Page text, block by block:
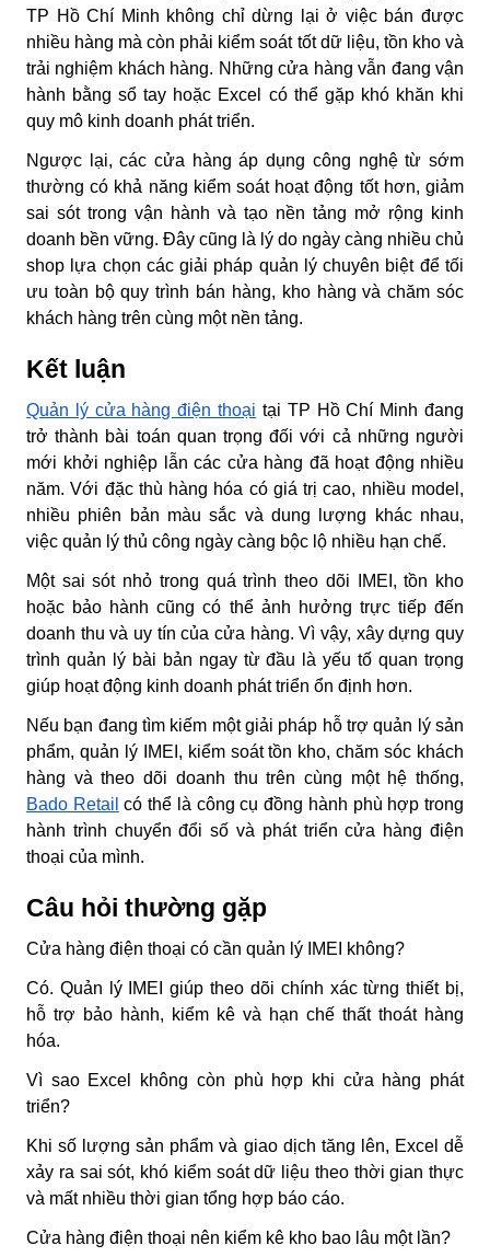
TP Hồ Chí Minh không chỉ dừng lại ở việc bán được
nhiều hàng mà còn phải kiểm soát tốt dữ liệu, tồn kho và
trải nghiệm khách hàng. Những cửa hàng vẫn đang vận
hành bằng sổ tay hoặc Excel có thể gặp khó khăn khi
quy mô kinh doanh phát triển.
Ngược lại, các cửa hàng áp dụng công nghệ từ sớm
thường có khả năng kiểm soát hoạt động tốt hơn, giảm
sai sót trong vận hành và tạo nền tảng mở rộng kinh
doanh bền vững. Đây cũng là lý do ngày càng nhiều chủ
shop lựa chọn các giải pháp quản lý chuyên biệt để tối
ưu toàn bộ quy trình bán hàng, kho hàng và chăm sóc
khách hàng trên cùng một nền tảng.
Kết luận
Quản lý cửa hàng điện thoại tại TP Hồ Chí Minh đang
trở thành bài toán quan trọng đối với cả những người
mới khởi nghiệp lẫn các cửa hàng đã hoạt động nhiều
năm. Với đặc thù hàng hóa có giá trị cao, nhiều model,
nhiều phiên bản màu sắc và dung lượng khác nhau,
việc quản lý thủ công ngày càng bộc lộ nhiều hạn chế.
Một sai sót nhỏ trong quá trình theo dõi IMEI, tồn kho
hoặc bảo hành cũng có thể ảnh hưởng trực tiếp đến
doanh thu và uy tín của cửa hàng. Vì vậy, xây dựng quy
trình quản lý bài bản ngay từ đầu là yếu tố quan trọng
giúp hoạt động kinh doanh phát triển ổn định hơn.
Nếu bạn đang tìm kiếm một giải pháp hỗ trợ quản lý sản
phẩm, quản lý IMEI, kiểm soát tồn kho, chăm sóc khách
hàng và theo dõi doanh thu trên cùng một hệ thống,
Bado Retail có thể là công cụ đồng hành phù hợp trong
hành trình chuyển đổi số và phát triển cửa hàng điện
thoại của mình.
Câu hỏi thường gặp
Cửa hàng điện thoại có cần quản lý IMEI không?
Có. Quản lý IMEI giúp theo dõi chính xác từng thiết bị,
hỗ trợ bảo hành, kiểm kê và hạn chế thất thoát hàng
hóa.
Vì sao Excel không còn phù hợp khi cửa hàng phát
triển?
Khi số lượng sản phẩm và giao dịch tăng lên, Excel dễ
xảy ra sai sót, khó kiểm soát dữ liệu theo thời gian thực
và mất nhiều thời gian tổng hợp báo cáo.
Cửa hàng điện thoại nên kiểm kê kho bao lâu một lần?